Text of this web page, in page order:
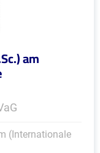
am
(Internationale